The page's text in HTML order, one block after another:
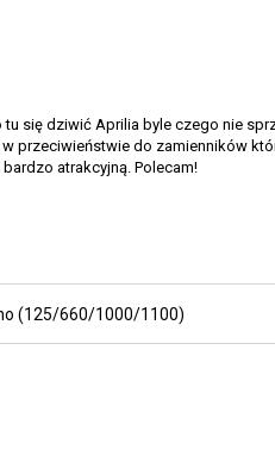
się dziwić Aprilia byle czego nie
przeciwieństwie do zamienników
atrakcyjną. Polecam!
(125/660/1000/1100)